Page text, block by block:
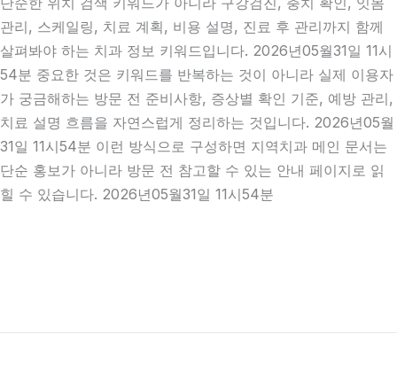
관리, 스케일링, 치료 계획, 비용 설명, 진료 후 관리까지 함께
살펴봐야 하는 치과 정보 키워드입니다. 2026년05월31일 11시
54분 중요한 것은 키워드를 반복하는 것이 아니라 실제 이용자
가 궁금해하는 방문 전 준비사항, 증상별 확인 기준, 예방 관리,
치료 설명 흐름을 자연스럽게 정리하는 것입니다. 2026년05월
31일 11시54분 이런 방식으로 구성하면 지역치과 메인 문서는
단순 홍보가 아니라 방문 전 참고할 수 있는 안내 페이지로 읽
힐 수 있습니다. 2026년05월31일 11시54분